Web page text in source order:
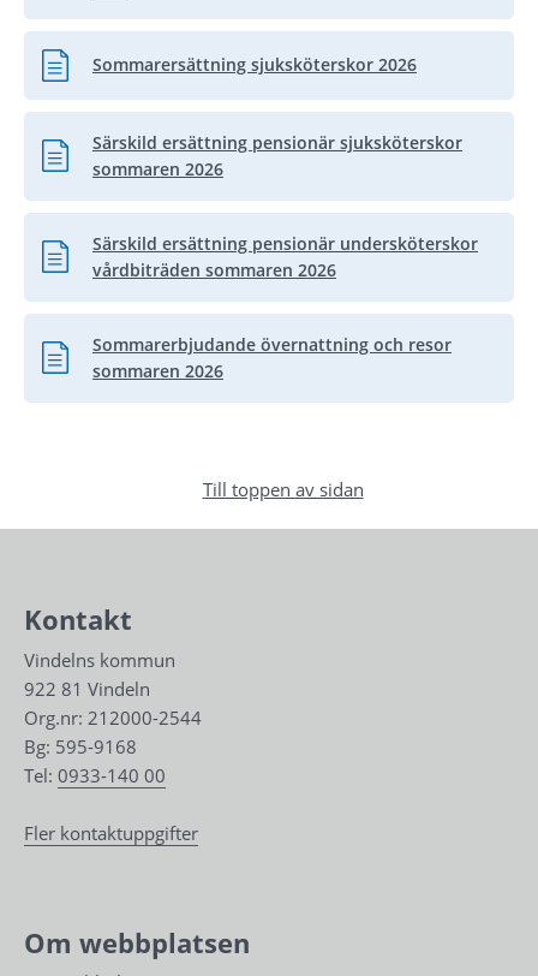
Sommarersättning sjuksköterskor 2026
Pdf, 801.6 kB.
Särskild ersättning pensionär sjuksköterskor
sommaren 2026
Pdf, 646 kB.
Särskild ersättning pensionär undersköterskor
vårdbiträden sommaren 2026
Pdf, 657 kB.
Sommarerbjudande övernattning och resor
sommaren 2026
Pdf, 916.1 kB.
Till toppen av sidan
Kontakt
Vindelns kommun
922 81 Vindeln
Org.nr: 212000-2544
Bg: 595-9168
Tel: 0933-140 00
Fler kontaktuppgifter
Om webbplatsen